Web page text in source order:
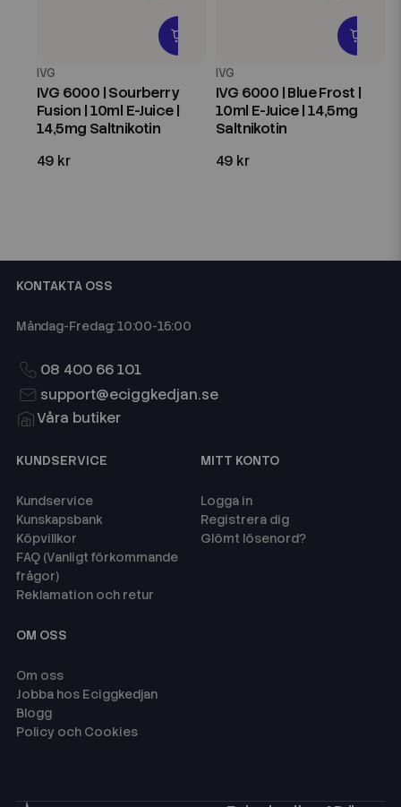
IVG
IVG 6000 | Sourberry
Fusion | 10ml E-Juice |
14,5mg Saltnikotin
49 kr
IVG
IVG 6000 | Blue Frost |
10ml E-Juice | 14,5mg
Saltnikotin
49 kr
KONTAKTA OSS
Måndag-Fredag: 10:00-15:00
08 400 66 101
support@eciggkedjan.se
Våra butiker
KUNDSERVICE
Kundservice
Kunskapsbank
Köpvillkor
FAQ (Vanligt förkommande
frågor)
Reklamation och retur
MITT KONTO
Logga in
Registrera dig
Glömt lösenord?
OM OSS
Om oss
Jobba hos Eciggkedjan
Blogg
Policy och Cookies